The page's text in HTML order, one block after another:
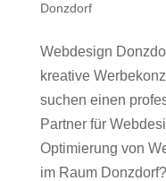
Donzdorf
Webdesign
kreative
suchen einen
Partner für
Optimierung von
im Raum